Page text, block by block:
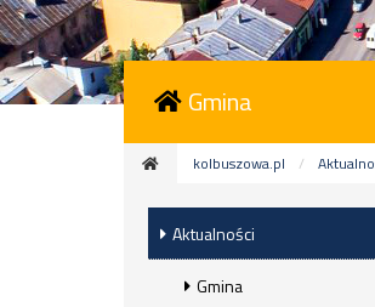
Gmina
kolbuszowa.pl
Aktualności
Gmina